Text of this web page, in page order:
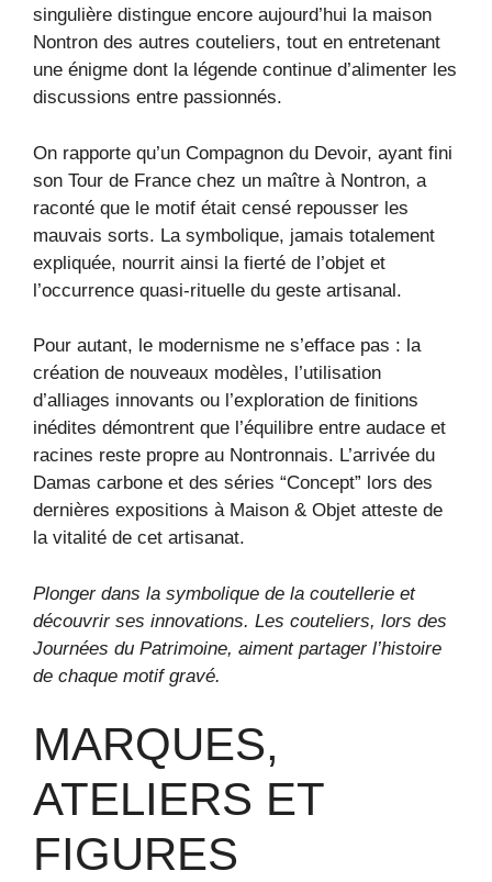
singulière distingue encore aujourd’hui la maison
Nontron des autres couteliers, tout en entretenant
une énigme dont la légende continue d’alimenter les
discussions entre passionnés.
On rapporte qu’un Compagnon du Devoir, ayant fini
son Tour de France chez un maître à Nontron, a
raconté que le motif était censé repousser les
mauvais sorts. La symbolique, jamais totalement
expliquée, nourrit ainsi la fierté de l’objet et
l’occurrence quasi-rituelle du geste artisanal.
Pour autant, le modernisme ne s’efface pas : la
création de nouveaux modèles, l’utilisation
d’alliages innovants ou l’exploration de finitions
inédites démontrent que l’équilibre entre audace et
racines reste propre au Nontronnais. L’arrivée du
Damas carbone et des séries “Concept” lors des
dernières expositions à Maison & Objet atteste de
la vitalité de cet artisanat.
Plonger dans la symbolique de la coutellerie et
découvrir ses innovations. Les couteliers, lors des
Journées du Patrimoine, aiment partager l’histoire
de chaque motif gravé.
MARQUES,
ATELIERS ET
FIGURES